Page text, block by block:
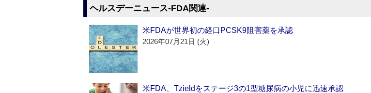
ヘルスデーニュース‐FDA関連‐
米FDAが世界初の経口PCSK9阻害薬を承認
2026年07月21日 (火)
米FDA、Tzieldをステージ3の1型糖尿病の小児に迅速承認